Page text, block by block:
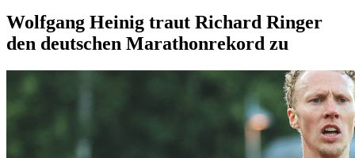
Wolfgang Heinig traut Richard Ringer
den deutschen Marathonrekord zu